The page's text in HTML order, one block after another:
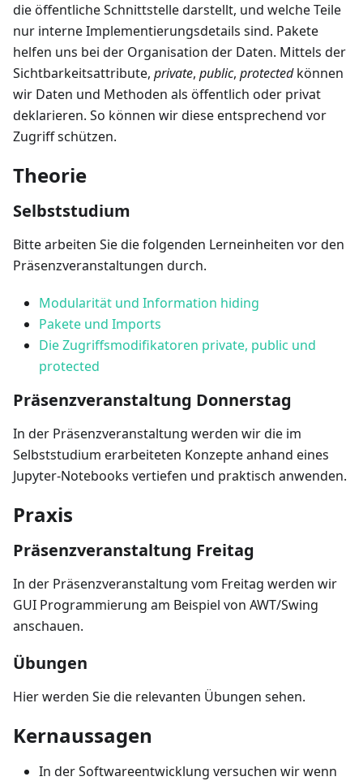
die öffentliche Schnittstelle darstellt, und welche Teile
nur interne Implementierungsdetails sind. Pakete
helfen uns bei der Organisation der Daten. Mittels der
Sichtbarkeitsattribute, private, public, protectedkönnen
wir Daten und Methoden als öffentlich oder privat
deklarieren. So können wir diese entsprechend vor
Zugriff schützen.
Theorie
Selbststudium
Bitte arbeiten Sie die folgenden Lerneinheiten vor den
Präsenzveranstaltungen durch.
Modularität und Information hiding
Pakete und Imports
Die Zugriffsmodifikatoren private, public und
protected
Präsenzveranstaltung Donnerstag
In der Präsenzveranstaltung werden wir die im
Selbststudium erarbeiteten Konzepte anhand eines
Jupyter-Notebooks vertiefen und praktisch anwenden.
Praxis
Präsenzveranstaltung Freitag
In der Präsenzveranstaltung vom Freitag werden wir
GUI Programmierung am Beispiel von AWT/Swing
anschauen.
Übungen
Hier werden Sie die relevanten Übungen sehen.
Kernaussagen
In der Softwareentwicklung versuchen wir wenn